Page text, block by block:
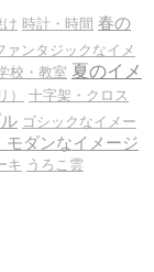
時計・時間 春の
ァンタジックなイメ
校・教室 夏のイメ
）
十字架・クロス
ゴシックなイメー
モダンなイメージ
キ うろこ雲